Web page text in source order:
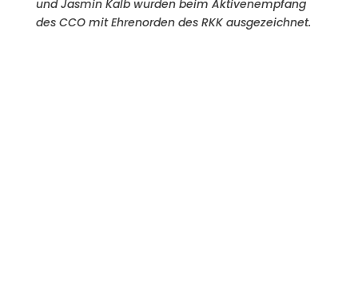
und Jasmin Kalb wurden beim Aktivenempfang
des CCO mit Ehrenorden des RKK ausgezeichnet.